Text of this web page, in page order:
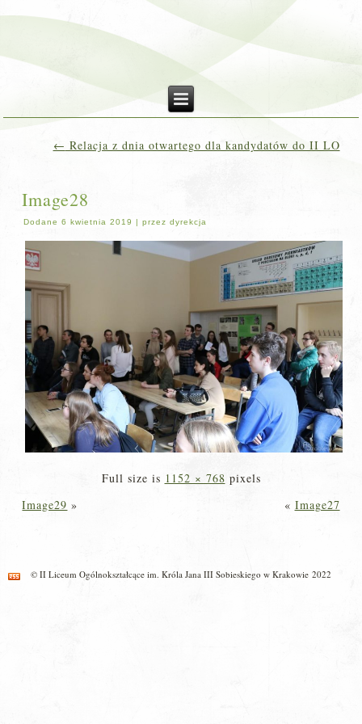
← Relacja z dnia otwartego dla kandydatów do II LO
Image28
Dodane 6 kwietnia 2019 |przez dyrekcja
Full size is 1152 × 768 pixels
Image29 » « Image27
© II Liceum Ogólnokształcące im. Króla Jana III Sobieskiego w Krakowie 2022